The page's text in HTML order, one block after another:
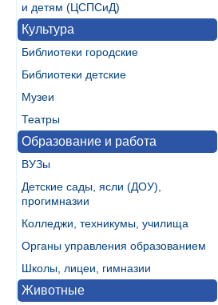
и детям (ЦСПСиД)
Культура
Библиотеки городские
Библиотеки детские
Музеи
Театры
Образование и работа
ВУЗы
Детские сады, ясли (ДОУ),
прогимназии
Колледжи, техникумы, училища
Органы управления образованием
Школы, лицеи, гимназии
Животные